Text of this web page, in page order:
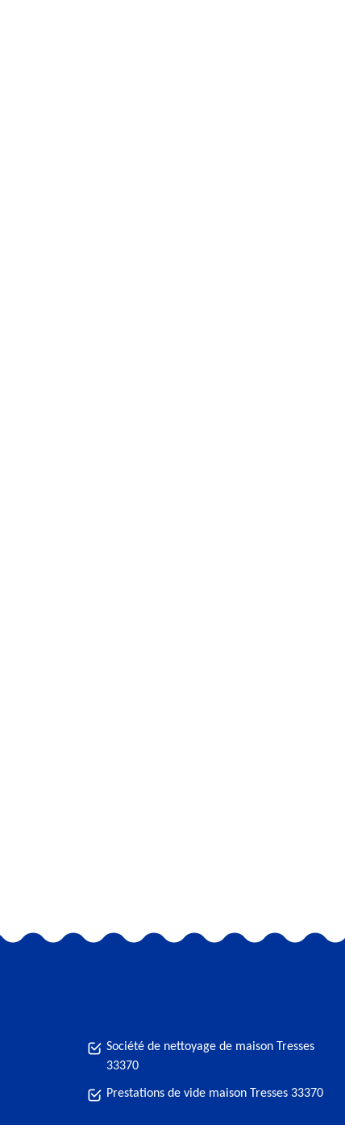
Société de nettoyage de maison Tresses
33370
Prestations de vide maison Tresses 33370